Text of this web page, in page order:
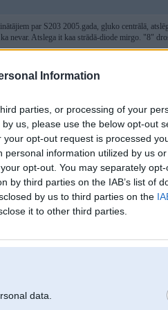
Information
parties, or processing of your
us, please use the below opt-out
opt-out request is processed
information utilized by us
opt-out. You may separately
by third parties on the IAB’s list of
by us to third parties on the
it to other third parties.
data.
par S203 2005.gada, gļuko centrālā,
ka nevar. Atslega it kaa strādā-diode mirgo. "8"
varbūt kāds var ieteikt labu dzinēja diagnostu?
@Lauriits
rakstīja:
zinātājiem par S203 2005.gada, gļuko centrālā,